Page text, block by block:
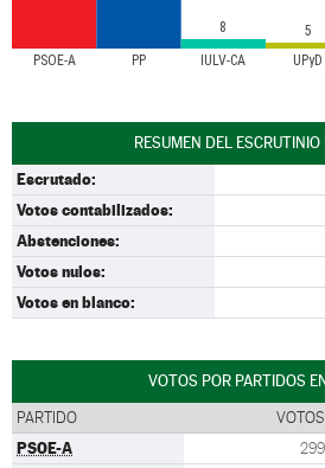
PSOE-A PP IULV-CA UPyD
8 5
RESUMEN DEL
Escrutado:
Votos contabilizados:
Abstenciones:
Votos nulos:
Votos en blanco:
VOTOS POR PARTIDOS
PARTIDO VOTOS
PSOE-A 299